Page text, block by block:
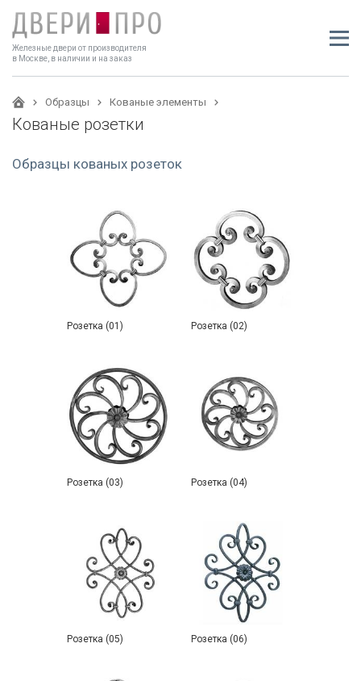
Железные двери от производителя
в Москве, в наличии и на заказ
Образцы Кованые элементы
Кованые розетки
Образцы кованых розеток
Розетка (01) Розетка (02)
Розетка (03) Розетка (04)
Розетка (05) Розетка (06)